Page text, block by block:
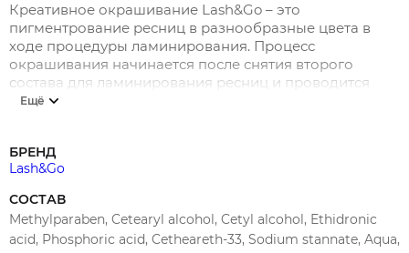
Креативное окрашивание Lash&Go – это
пигментрование ресниц в разнообразные цвета в
ходе процедуры ламинирования. Процесс
окрашивания начинается после снятия второго
состава для ламинирования ресниц и проводится
поэтапно.
цвет, так и в несколько. Благодаря разным техникам
нанесения пигментов можно добиться необычных
эффектов окрашивания на глазах, например:
«Лучики», «Стрелки», «Градиент», «Радуга», «Заливка».
Подробнее о каждом из эффектов окрашивания и
ходе процедуры вы можете узнать из инструкции.
Ещё
БРЕНД
Lash&Go
СОСТАВ
Methylparaben, Cetearyl alcohol, Cetyl alcohol, Ethidronic
acid, Phosphoric acid, Cetheareth-33, Sodium stannate, Aqua,